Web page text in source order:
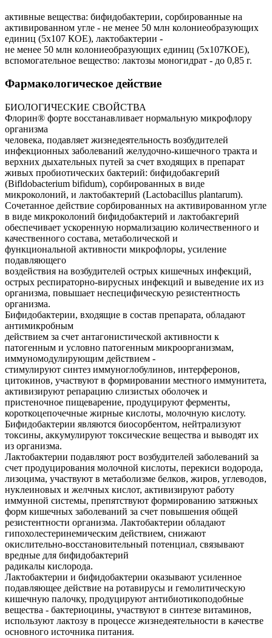
активные вещества: бифидобактерии, сорбированные на
активированном угле - не менее 50 млн колониеобразующих
единиц (5х107 КОЕ), лактобактерии -
не менее 50 млн колониеобразующих единиц (5х107КОЕ),
вспомогательное вещество: лактозы моногидрат - до 0,85 г.
Фармакологическое действие
БИОЛОГИЧЕСКИЕ СВОЙСТВА
Флорин® форте восстанавливает нормальную микрофлору
организма
человека, подавляет жизнедеятельность возбудителей
инфекционных заболеваний желудочно-кишечного тракта и
верхних дыхательных путей за счет входящих в препарат
живых пробиотических бактерий: бифидобакгерий
(Bifldobacterium bifidum), сорбированных в виде
микроколоний, и лактобактерий (Lactobacillus plantarum).
Сочетанное действие сорбированных на активированном угле
в виде микроколоний бифидобактерий и лактобакгерий
обеспечивает ускоренную нормализацию количественного и
качественного состава, метаболической и
функциональной активности микрофлоры, усиление
подавляющего
воздействия на возбудителей острых кишечных инфекций,
острых респираторно-вирусных инфекций и выведение их из
организма, повышает неспецифическую резистентность
организма.
Бифидобактерии, входящие в состав препарата, обладают
антимикробным
действием за счет антагонистической активности к
патогенным и условно патогенным микроорганизмам,
иммуномодулирующим действием -
стимулируют синтез иммуноглобулинов, интерферонов,
цитокинов, участвуют в формировании местного иммунитета,
активизируют репарацию слизистых оболочек и
пристеночное пищеварение, продуцируют ферменты,
короткоцепочечные жирные кислоты, молочную кислоту.
Бифидобактерии являются биосорбентом, нейтрализуют
токсины, аккумулируют токсические вещества и выводят их
из организма.
Лактобактерии подавляют рост возбудителей заболеваний за
счет продуцирования молочной кислоты, перекиси водорода,
лизоцима, участвуют в метаболизме белков, жиров, углеводов,
нуклеиновых и желчных кислот, активизируют работу
иммунной системы, препятствуют формированию затяжных
форм кишечных заболеваний за счет повышения общей
резистентности организма. Лактобактерии обладают
гипохолестеринемическим действием, снижают
окислительно-восстановительный потенциал, связывают
вредные для бифидобактерий
радикалы кислорода.
Лактобактерии и бифидобактерии оказывают усиленное
подавляющее действие на ротавирусы и гемолитическую
кишечную палочку, продуцируют антибиотикоподобные
вещества - бактериоцины, участвуют в синтезе витаминов,
используют лактозу в процессе жизнедеятельности в качестве
основного источника питания.